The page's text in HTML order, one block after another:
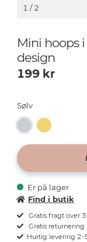
1 / 2
Mini hoops
design
199 kr
Sølv
Er på lager
Find i butik
Gratis fragt over
Gratis returnering
Hurtig levering 2-